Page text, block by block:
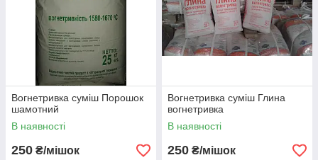
Вогнетривка суміш Порошок
шамотний
В наявності
250 ₴/мішок
Вогнетривка суміш Глина
вогнетривка
В наявності
250 ₴/мішок